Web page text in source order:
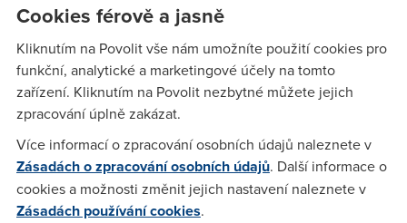
telecomu,protože podle jejich stránek a testu dostupnosti
bylo zřízení možné,ale po třech dnech se mi ozvali,že to
zatím možné není,ale že tak do týdne by to mělo
bezproblému být.. Od té doby se termín každých 10 až 14
dnů o stejnou dobu posouvá až do ted:( Ještě ke všemu
jsem nedávno na jiném foru četl,že to takhle někomu
slibovali a po roce nakonec napsali že zřízení není možné:(
Pomalu přestávám věřit,že u nás někdy adsl pojede,protože
naše vesnice s cca 1000 obyvateli 20Km od Prahy pro
Telecom asi nebude žádnej trhák,ale zajímal by mě alespon
Cookies férově a jasně
Kliknutím na Povolit vše nám umožníte použití cookies pro
funkční, analytické a marketingové účely na tomto
zařízení. Kliknutím na Povolit nezbytné můžete jejich
zpracování úplně zakázat.
Více informací o zpracování osobních údajů naleznete v
Zásadách o zpracování osobních údajů. Další informace o
cookies a možnosti změnit jejich nastavení naleznete v
Zásadách používání cookies.